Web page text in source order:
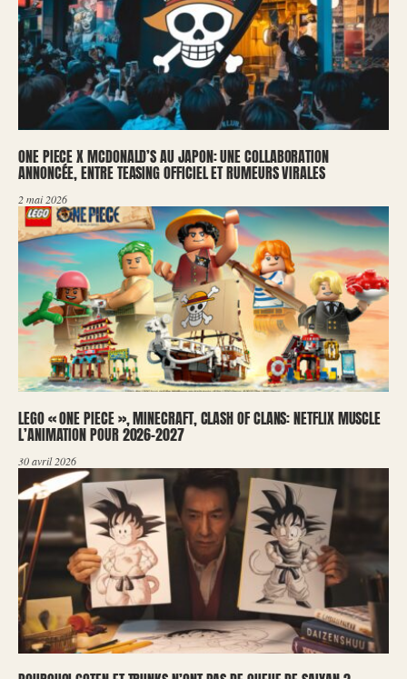
ONE PIECE X MCDONALD’S AU JAPON: UNE COLLABORATION
ANNONCÉE, ENTRE TEASING OFFICIEL ET RUMEURS VIRALES
2 mai 2026
LEGO « ONE PIECE », MINECRAFT, CLASH OF CLANS: NETFLIX MUSCLE
L’ANIMATION POUR 2026-2027
30 avril 2026